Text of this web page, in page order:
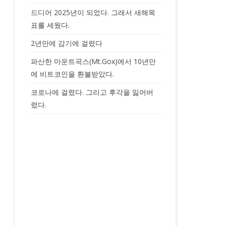
드디어 2025년이 되었다. 그래서 새해목
표를 세웠다.
2년만에 감기에 걸렸다
파산한 마운트곡스(Mt.Gox)에서 10년만
에 비트코인을 환불받았다.
코로나에 걸렸다. 그리고 후각을 잃어버
렸다.